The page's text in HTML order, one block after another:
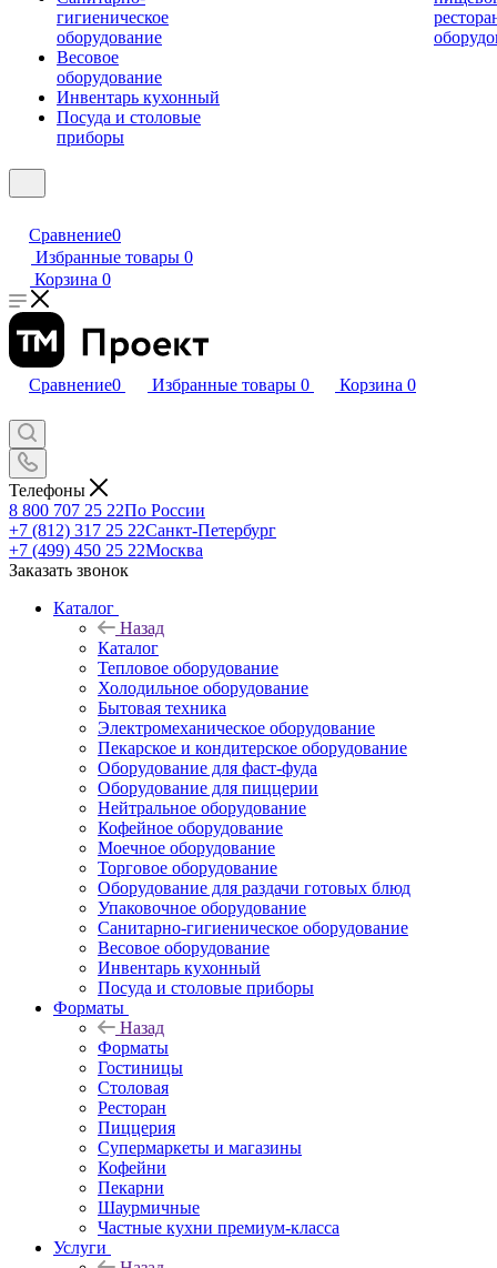
гигиеническое
оборудование
Весовое
оборудование
Инвентарь кухонный
Посуда и столовые
приборы
Сравнение0
Избранные товары 0
Корзина 0
Сравнение0 Избранные товары 0 Корзина 0
Телефоны
8 800 707 25 22По России
+7 (812) 317 25 22Санкт-Петербург
+7 (499) 450 25 22Москва
Заказать звонок
Каталог
Назад
Каталог
Тепловое оборудование
Холодильное оборудование
Бытовая техника
Электромеханическое оборудование
Пекарское и кондитерское оборудование
Оборудование для фаст-фуда
Оборудование для пиццерии
Нейтральное оборудование
Кофейное оборудование
Моечное оборудование
Торговое оборудование
Оборудование для раздачи готовых блюд
Упаковочное оборудование
Санитарно-гигиеническое оборудование
Весовое оборудование
Инвентарь кухонный
Посуда и столовые приборы
Форматы
Назад
Форматы
Гостиницы
Столовая
Ресторан
Пиццерия
Супермаркеты и магазины
Кофейни
Пекарни
Шаурмичные
Частные кухни премиум-класса
Услуги